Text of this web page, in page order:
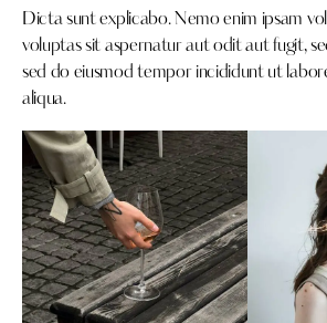
Dicta sunt explicabo. Nemo enim ipsam
voluptas sit aspernatur aut odit aut fugit,
sed do eiusmod tempor incididunt ut
aliqua.